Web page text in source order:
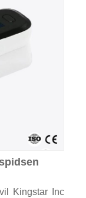
Kingstar Inc